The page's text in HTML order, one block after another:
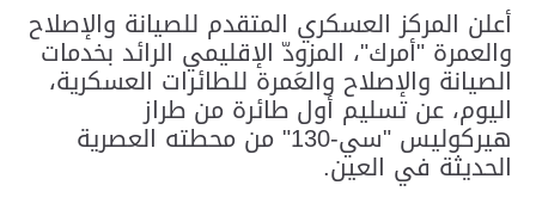
أعلن المركز العسكري المتقدم للصيانة والإصلاح
والعمرة "أمرك"، المزودّ الإقليمي الرائد بخدمات
الصيانة والإصلاح والعَمرة للطائرات العسكرية،
اليوم، عن تسليم أول طائرة من طراز
هيركوليس "سي-130" من محطته العصرية
الحديثة في العين.